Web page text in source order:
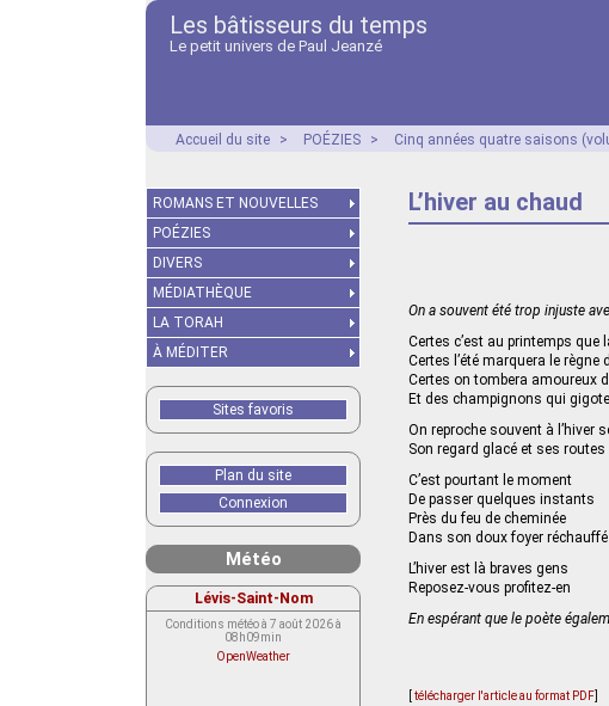
Les bâtisseurs du temps
Le petit univers de Paul Jeanzé
Accueil du site > POÉZIES > Cinq années quatre saisons
L’hiver au chaud
On a souvent été trop injuste
Certes c’est au printemps que
Certes l’été marquera le règne
Certes on tombera amoureux
Et des champignons qui
On reproche souvent à l’hiver
Son regard glacé et ses routes
C’est pourtant le moment
De passer quelques instants
Près du feu de cheminée
Dans son doux foyer réchauffé
L’hiver est là braves gens
Reposez-vous profitez-en
En espérant que le poète
télécharger l'article au format PDF
ROMANS ET NOUVELLES
POÉZIES
DIVERS
MÉDIATHÈQUE
LA TORAH
À MÉDITER
Sites favoris
Plan du site
Connexion
Météo
Lévis-Saint-Nom
Conditions météo à 7 août 2026 à
08h09min
OpenWeather